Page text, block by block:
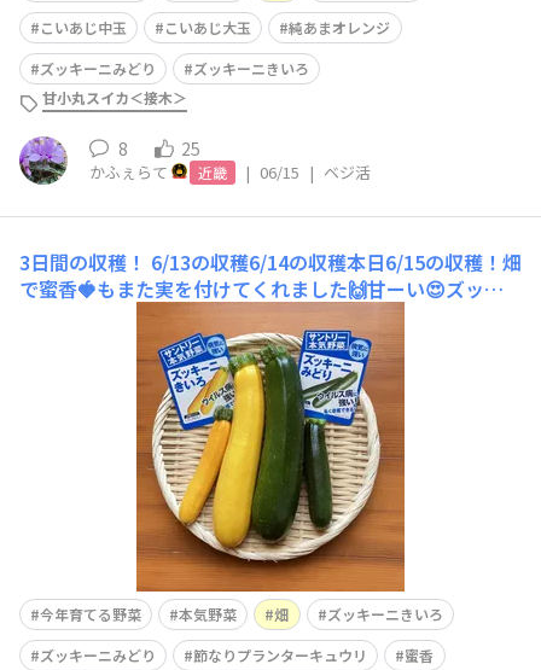
こいあじ中玉
こいあじ大玉
純あまオレンジ
ズッキーニみどり
ズッキーニきいろ
甘小丸スイカ＜接木＞
8 25
かふぇらて 近畿 | 06/15 | ベジ活
3日間の収穫！ 6/13の収穫6/14の収穫本日6/15の収穫！畑
で蜜香🍓もまた実を付けてくれました🙌甘ーい😍ズッキ
今年育てる野菜 本気野菜 畑
ズッキーニきいろ
ズッキーニみどり
節なりプランターキュウリ
蜜香